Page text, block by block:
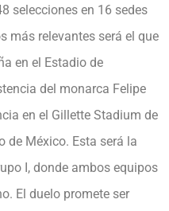
selecciones en 16 sedes
más relevantes será el que
en el Estadio de
del monarca Felipe
en el Gillette Stadium de
de México. Esta será la
I, donde ambos equipos
El duelo promete ser